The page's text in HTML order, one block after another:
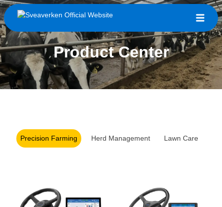
Product Center
Precision Farming Herd Management Lawn Care